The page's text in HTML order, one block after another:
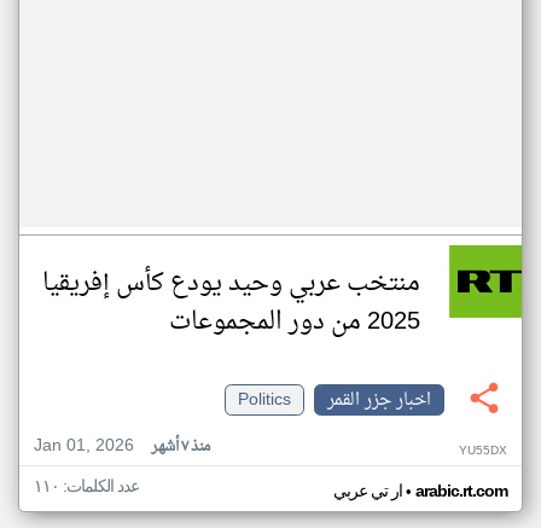
منتخب عربي وحيد يودع كأس إفريقيا
2025 من دور المجموعات
اخبار جزر القمر
Politics
Jan 01, 2026
منذ ٧ أشهر YU55DX
ار تي عربي• arabic.rt.com عدد الكلمات: ١١٠